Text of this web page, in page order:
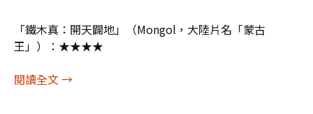
「鐵木真：開天闢地」（Mongol，大陸片名「蒙古
王」）：★★★★
閱讀全文陳樂融影評448：鐵木真：開天闢地
→